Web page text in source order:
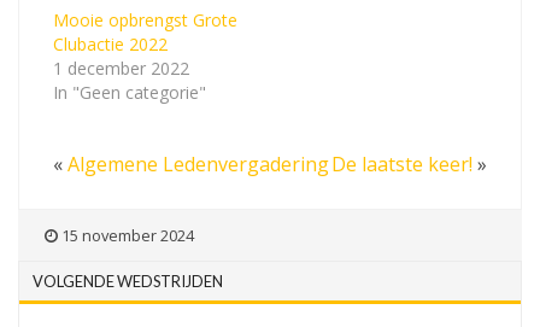
Mooie opbrengst Grote
Clubactie 2022
1 december 2022
In "Geen categorie"
«Algemene LedenvergaderingDe laatste keer! »
15 november 2024
VOLGENDE WEDSTRIJDEN